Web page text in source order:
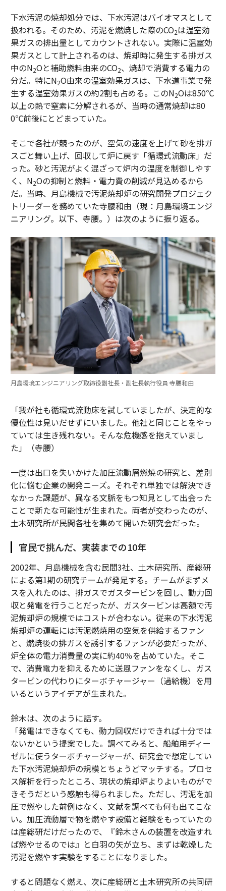
下水汚泥の焼却処分では、下水汚泥はバイオマスとして
扱われる。そのため、汚泥を燃焼した際のCO2は温室効
果ガスの排出量としてカウントされない。実際に温室効
果ガスとして計上されるのは、焼却時に発生する排ガス
中のN2Oと補助燃料由来のCO2、焼却で消費する電力の
分だ。特にN2O由来の温室効果ガスは、下水道事業で発
生する温室効果ガスの約2割も占める。このN2Oは850℃
以上の熱で窒素に分解されるが、当時の通常焼却は80
0℃前後にとどまっていた。
そこで各社が競ったのが、空気の速度を上げて砂を排ガ
スごと舞い上げ、回収して炉に戻す「循環式流動床」だ
った。砂と汚泥がよく混ざって炉内の温度を制御しやす
く、N2Oの抑制と燃料・電力費の削減が見込めるから
だ。当時、月島機械で汚泥焼却炉の研究開発プロジェク
トリーダーを務めていた寺腰和由（現：月島環境エンジ
ニアリング。以下、寺腰。）は次のように振り返る。
月島環境エンジニアリング取締役副社長・副社長執行役員 寺腰和由
「我が社も循環式流動床を試していましたが、決定的な
優位性は見いだせずにいました。他社と同じことをやっ
ていては生き残れない。そんな危機感を抱えていまし
た」（寺腰）
一度は出口を失いかけた加圧流動層燃焼の研究と、差別
化に悩む企業の開発ニーズ。それぞれ単独では解決でき
なかった課題が、異なる文脈をもつ知見として出会った
ことで新たな可能性が生まれた。両者が交わったのが、
土木研究所が民間各社を集めて開いた研究会だった。
官民で挑んだ、実装までの10年
2002年、月島機械を含む民間3社、土木研究所、産総研
による第1期の研究チームが発足する。チームがまずメ
スを入れたのは、排ガスでガスタービンを回し、動力回
収と発電を行うことだったが、ガスタービンは高額で汚
泥焼却炉の規模ではコストが合わない。従来の下水汚泥
焼却炉の運転には汚泥燃焼用の空気を供給するファン
と、燃焼後の排ガスを誘引するファンが必要だったが、
炉全体の電力消費量の実に約40％を占めていた。そこ
で、消費電力を抑えるために送風ファンをなくし、ガス
タービンの代わりにターボチャージャー（過給機）を用
いるというアイデアが生まれた。
鈴木は、次のように話す。
「発電はできなくても、動力回収だけできれば十分では
ないかという提案でした。調べてみると、船舶用ディー
ゼルに使うターボチャージャーが、研究会で想定してい
た下水汚泥焼却炉の規模とちょうどマッチする。プロセ
ス解析を行ったところ、現状の焼却炉よりよいものがで
きそうだという感触も得られました。ただし、汚泥を加
圧で燃やした前例はなく、文献を調べても何も出てこな
い。加圧流動層で物を燃やす設備と経験をもっていたの
は産総研だけだったので、『鈴木さんの装置を改造すれ
ば燃やせるのでは』と白羽の矢が立ち、まずは乾燥した
汚泥を燃やす実験をすることになりました。
すると問題なく燃え、次に産総研と土木研究所の共同研